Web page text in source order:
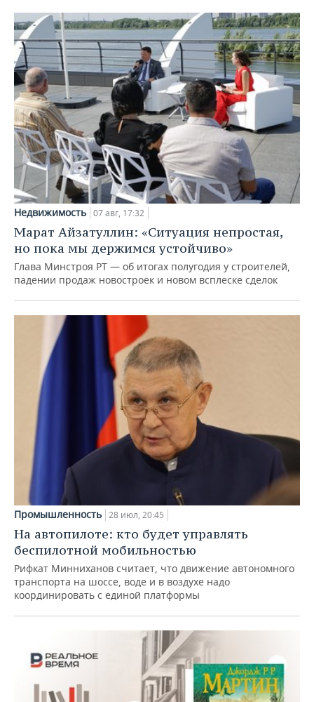
Недвижимость 07 авг, 17:32
Марат Айзатуллин: «Ситуация непростая,
но пока мы держимся устойчиво»
Глава Минстроя РТ — об итогах полугодия у строителей,
падении продаж новостроек и новом всплеске сделок
Промышленность 28 июл, 20:45
На автопилоте: кто будет управлять
беспилотной мобильностью
Рифкат Минниханов считает, что движение автономного
транспорта на шоссе, воде и в воздухе надо
координировать с единой платформы